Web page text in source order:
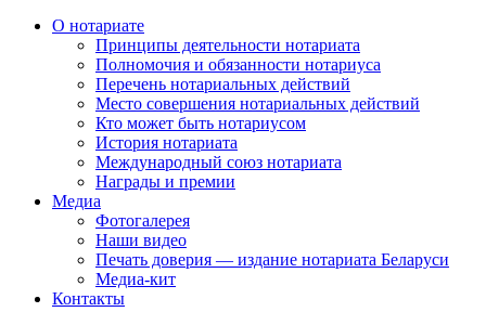
О нотариате
Принципы деятельности нотариата
Полномочия и обязанности нотариуса
Перечень нотариальных действий
Место совершения нотариальных действий
Кто может быть нотариусом
История нотариата
Международный союз нотариата
Награды и премии
Медиа
Фотогалерея
Наши видео
Печать доверия — издание нотариата Беларуси
Медиа-кит
Контакты